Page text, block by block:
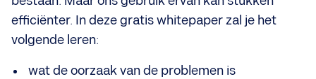
efficiënter. In deze gratis whitepaper zal je het
volgende leren:
wat de oorzaak van de problemen is